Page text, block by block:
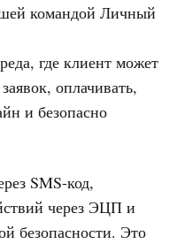
командой Личный
где клиент может
оплачивать,
и безопасно
SMS-код,
через ЭЦП и
безопасности. Это